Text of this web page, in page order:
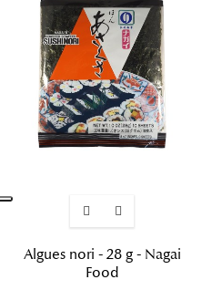
Algues nori - 28 g - Nagai
Food